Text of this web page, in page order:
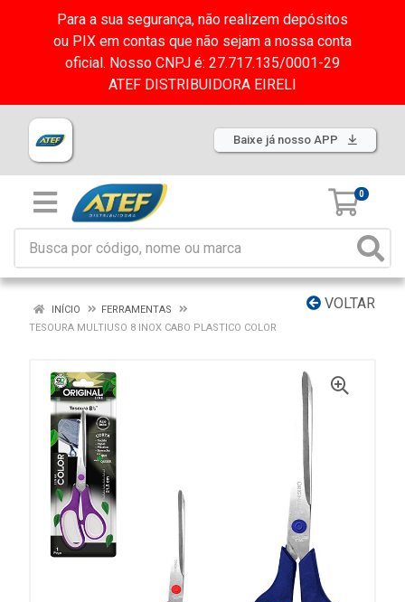
Para a sua segurança, não realizem depósitos
ou PIX em contas que não sejam a nossa conta
oficial. Nosso CNPJ é: 27.717.135/0001-29
ATEF DISTRIBUIDORA EIRELI
Baixe já nosso APP
0
VOLTAR
INÍCIO
FERRAMENTAS
TESOURA MULTIUSO 8 INOX CABO PLASTICO COLOR